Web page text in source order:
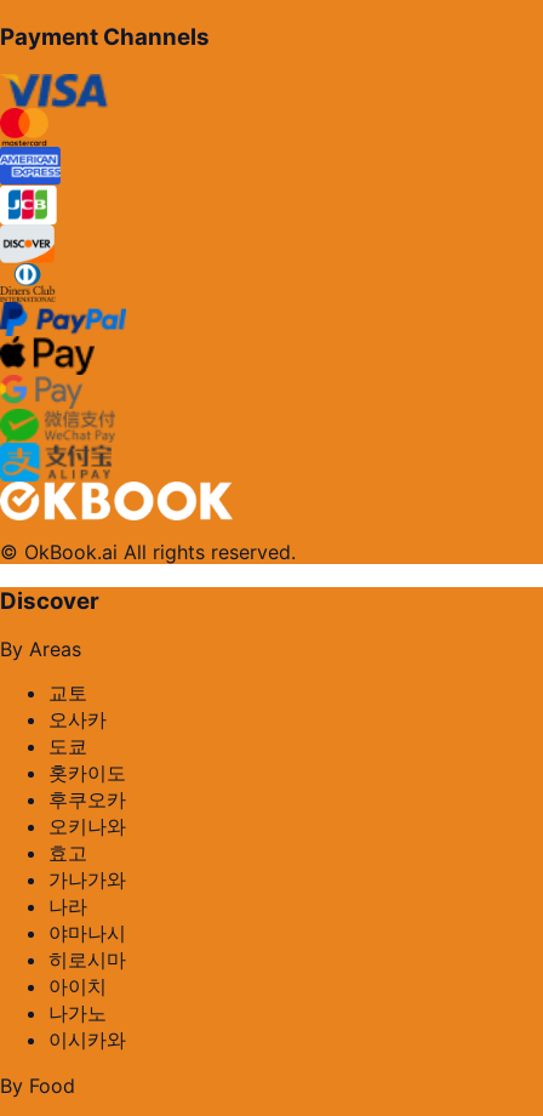
Payment Channels
© OkBook.ai All rights reserved.
Discover
By Areas
교토
오사카
도쿄
홋카이도
후쿠오카
오키나와
효고
가나가와
나라
야마나시
히로시마
아이치
나가노
이시카와
By Food